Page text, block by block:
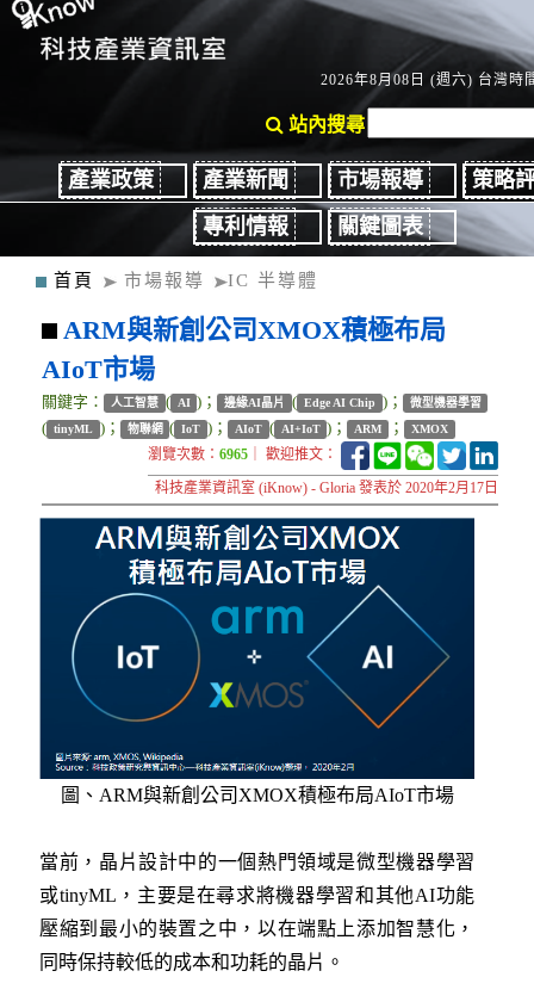
2026年8月08日 (週六) 台灣時
站內搜尋
產業政策 產業新聞 市場報導
策略
專利情報
關鍵圖表
首頁 市場報導 IC 半導體
ARM與新創公司XMOX積極布局
AIoT市場
關鍵字： 人工智慧 ( AI )； 邊緣AI晶片 ( Edge AI Chip )； 微型機器學習
( tinyML )； 物聯網 ( IoT )； AIoT ( AI+IoT )； ARM ； XMOX
瀏覽次數：6965 ｜ 歡迎推文：
科技產業資訊室 (iKnow) - Gloria 發表於 2020年2月17日
圖、ARM與新創公司XMOX積極布局AIoT市場
當前，晶片設計中的一個熱門領域是微型機器學習
或tinyML，主要是在尋求將機器學習和其他AI功能
壓縮到最小的裝置之中，以在端點上添加智慧化，
同時保持較低的成本和功耗的晶片。